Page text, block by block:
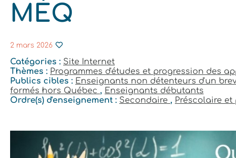
MÉQ
2 mars 2026
Catégories : Site Internet
Thèmes : Programmes d'études et progression des
Publics cibles : Enseignants non détenteurs d'un
formés hors Québec , Enseignants débutants
Ordre(s) d'enseignement : Secondaire , Préscolaire et